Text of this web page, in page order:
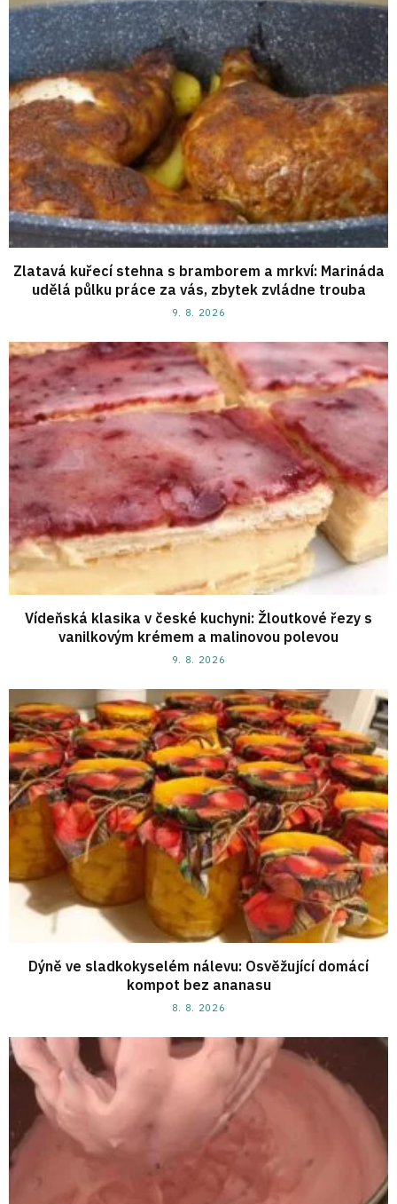
Zlatavá kuřecí stehna s bramborem a mrkví: Marináda
udělá půlku práce za vás, zbytek zvládne trouba
9. 8. 2026
Vídeňská klasika v české kuchyni: Žloutkové řezy s
vanilkovým krémem a malinovou polevou
9. 8. 2026
Dýně ve sladkokyselém nálevu: Osvěžující domácí
kompot bez ananasu
8. 8. 2026